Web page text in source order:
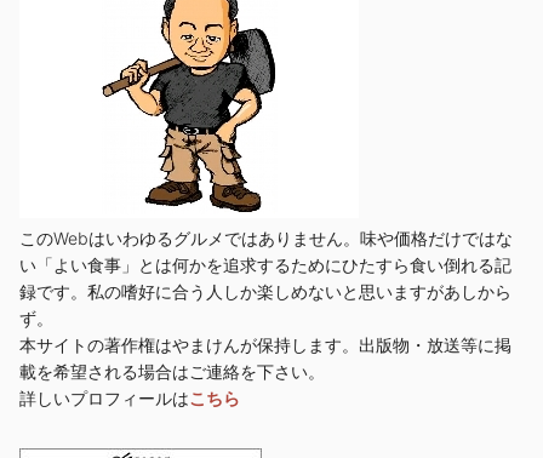
このWebはいわゆるグルメではありません。味や価格だけではな
い「よい食事」とは何かを追求するためにひたすら食い倒れる記
録です。私の嗜好に合う人しか楽しめないと思いますがあしから
ず。
本サイトの著作権はやまけんが保持します。出版物・放送等に掲
載を希望される場合はご連絡を下さい。
詳しいプロフィールはこちら